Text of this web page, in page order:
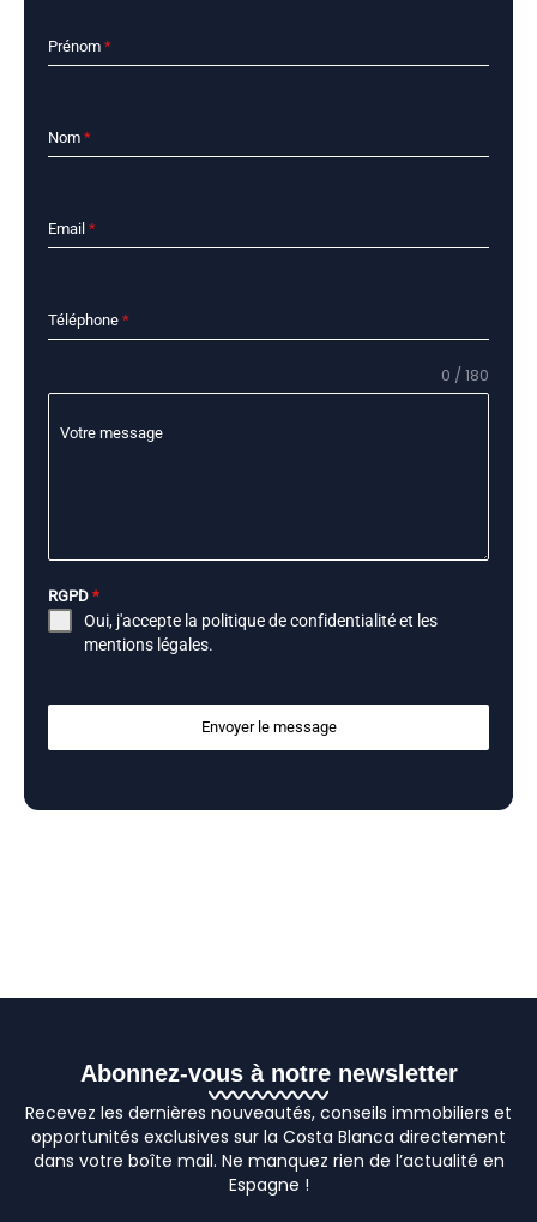
Prénom *
Nom *
Email *
Téléphone *
Votre message
0 / 180
RGPD *
Oui, j'accepte la politique de confidentialitéet les
mentions légales.
Envoyer le message
Abonnez-vous à notre newsletter
Recevez les dernières nouveautés, conseils immobiliers et
opportunités exclusives sur la Costa Blanca directement
dans votre boîte mail. Ne manquez rien de l’actualité en
Espagne !